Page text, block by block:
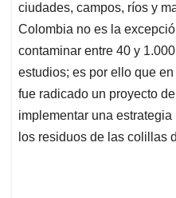
A
p
p
o
o
k
d
I
n
d
s
ciudades, campos, ríos y
Colombia no es la
contaminar entre 40 y
estudios; es por ello que
fue radicado un proyecto
implementar una
los residuos de las colillas